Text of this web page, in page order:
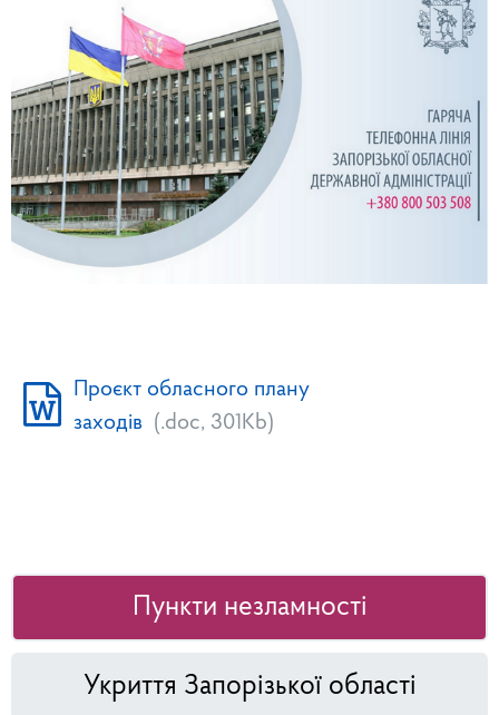
Проєкт обласного плану
заходів (.doc, 301Kb)
Пункти незламності
Укриття Запорізької області